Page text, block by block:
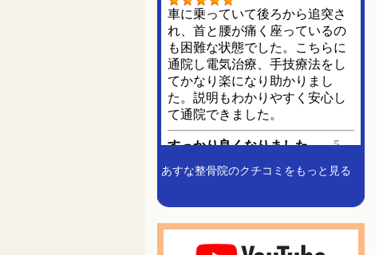
あすな整骨院のクチコミをもっと見る